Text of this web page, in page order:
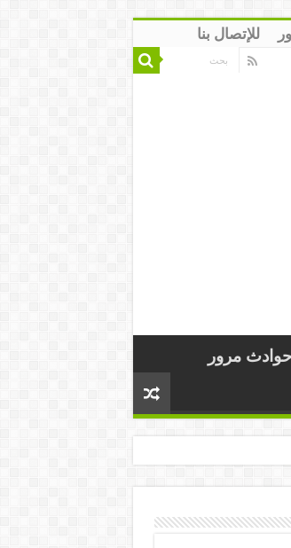
للإتصال بنا
مرور